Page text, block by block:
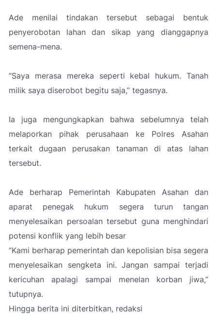
Ade menilai tindakan tersebut sebagai bentuk
penyerobotan lahan dan sikap yang dianggapnya
semena-mena.
“Saya merasa mereka seperti kebal hukum. Tanah
milik saya diserobot begitu saja,” tegasnya.
Ia juga mengungkapkan bahwa sebelumnya telah
melaporkan pihak perusahaan ke Polres Asahan
terkait dugaan perusakan tanaman di atas lahan
tersebut.
Ade berharap Pemerintah Kabupaten Asahan dan
aparat penegak hukum segera turun tangan
menyelesaikan persoalan tersebut guna menghindari
potensi konflik yang lebih besar
“Kami berharap pemerintah dan kepolisian bisa segera
menyelesaikan sengketa ini. Jangan sampai terjadi
kericuhan apalagi sampai menelan korban jiwa,”
tutupnya.
Hingga berita ini diterbitkan, redaksi